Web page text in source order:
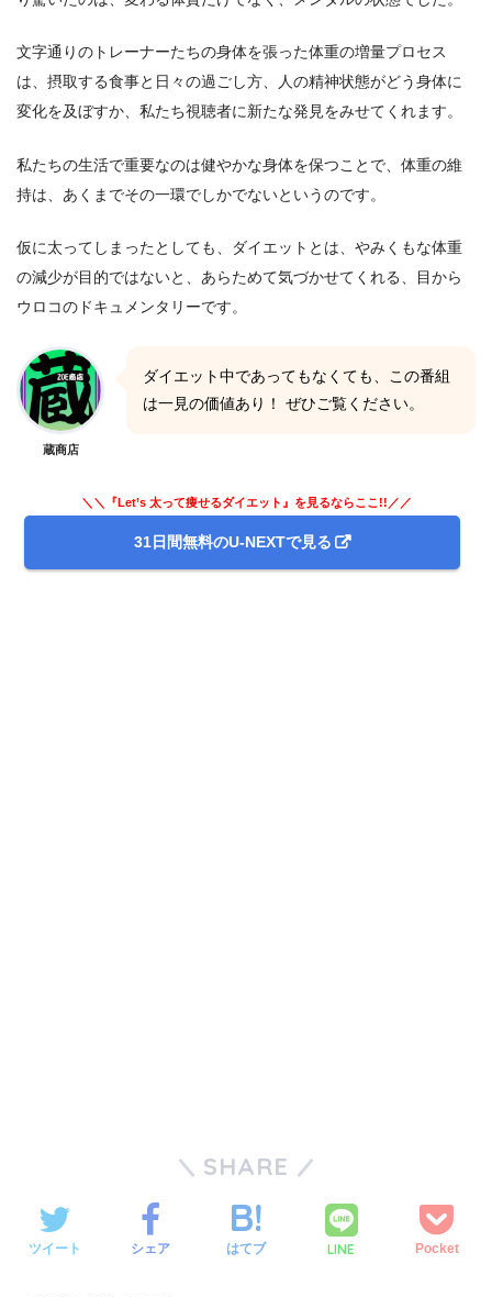
文字通りのトレーナーたちの身体を張った体重の増量プロセス
は、摂取する食事と日々の過ごし方、人の精神状態がどう身体に
変化を及ぼすか、私たち視聴者に新たな発見をみせてくれます。
私たちの生活で重要なのは健やかな身体を保つことで、体重の維
持は、あくまでその一環でしかでないというのです。
仮に太ってしまったとしても、ダイエットとは、やみくもな体重
の減少が目的ではないと、あらためて気づかせてくれる、目から
ウロコのドキュメンタリーです。
蔵商店
ダイエット中であってもなくても、この番組
は一見の価値あり！ ぜひご覧ください。
＼＼『Let’s 太って痩せるダイエット』を見るならここ!!／／
31日間無料のU-NEXTで見る
SHARE
ツイート シェア はてブ LINE Pocket